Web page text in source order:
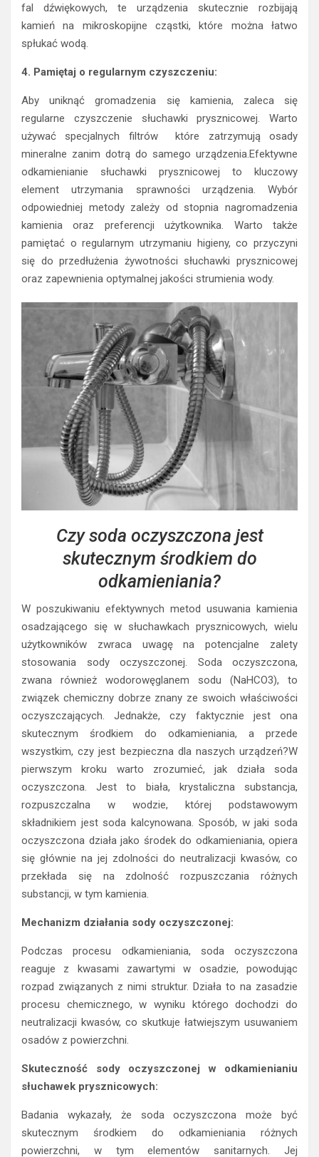
fal dźwiękowych, te urządzenia skutecznie rozbijają
kamień na mikroskopijne cząstki, które można łatwo
spłukać wodą.
4. Pamiętaj o regularnym czyszczeniu:
Aby uniknąć gromadzenia się kamienia, zaleca się
regularne czyszczenie słuchawki prysznicowej. Warto
używać specjalnych filtrów które zatrzymują osady
mineralne zanim dotrą do samego urządzenia.Efektywne
odkamienianie słuchawki prysznicowej to kluczowy
element utrzymania sprawności urządzenia. Wybór
odpowiedniej metody zależy od stopnia nagromadzenia
kamienia oraz preferencji użytkownika. Warto także
pamiętać o regularnym utrzymaniu higieny, co przyczyni
się do przedłużenia żywotności słuchawki prysznicowej
oraz zapewnienia optymalnej jakości strumienia wody.
Czy soda oczyszczona jest
skutecznym środkiem do
odkamieniania?
W poszukiwaniu efektywnych metod usuwania kamienia
osadzającego się w słuchawkach prysznicowych, wielu
użytkowników zwraca uwagę na potencjalne zalety
stosowania sody oczyszczonej. Soda oczyszczona,
zwana również wodorowęglanem sodu (NaHCO3), to
związek chemiczny dobrze znany ze swoich właściwości
oczyszczających. Jednakże, czy faktycznie jest ona
skutecznym środkiem do odkamieniania, a przede
wszystkim, czy jest bezpieczna dla naszych urządzeń?W
pierwszym kroku warto zrozumieć, jak działa soda
oczyszczona. Jest to biała, krystaliczna substancja,
rozpuszczalna w wodzie, której podstawowym
składnikiem jest soda kalcynowana. Sposób, w jaki soda
oczyszczona działa jako środek do odkamieniania, opiera
się głównie na jej zdolności do neutralizacji kwasów, co
przekłada się na zdolność rozpuszczania różnych
substancji, w tym kamienia.
Mechanizm działania sody oczyszczonej:
Podczas procesu odkamieniania, soda oczyszczona
reaguje z kwasami zawartymi w osadzie, powodując
rozpad związanych z nimi struktur. Działa to na zasadzie
procesu chemicznego, w wyniku którego dochodzi do
neutralizacji kwasów, co skutkuje łatwiejszym usuwaniem
osadów z powierzchni.
Skuteczność sody oczyszczonej w odkamienianiu
słuchawek prysznicowych:
Badania wykazały, że soda oczyszczona może być
skutecznym środkiem do odkamieniania różnych
powierzchni, w tym elementów sanitarnych. Jej